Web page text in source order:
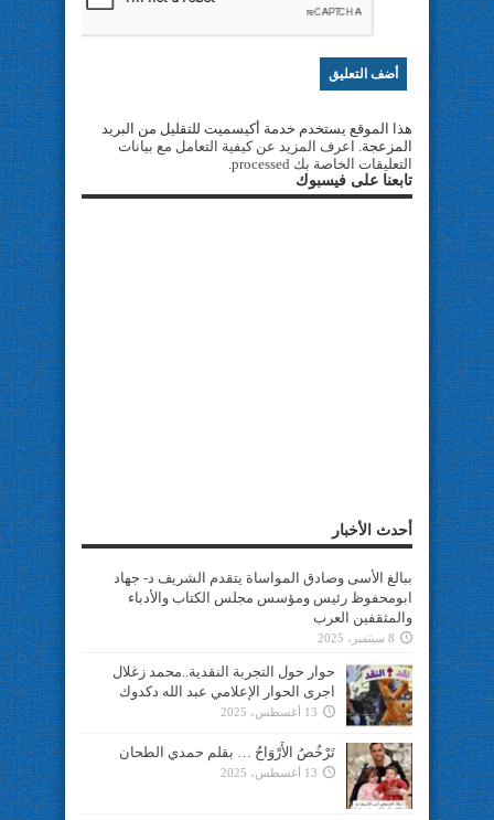
هذا الموقع يستخدم خدمة أكيسميت للتقليل من البريد
المزعجة. اعرف المزيد عن كيفية التعامل مع بيانات
التعليقات الخاصة بك processed
.
تابعنا على فيسبوك
أحدث الأخبار
ببالغ الأسى وصادق المواساة يتقدم الشريف د- جهاد
ابومحفوظ رئيس ومؤسس مجلس الكتاب والأدباء
والمثقفين العرب
8 سبتمبر، 2025
حوار حول التجربة النقدية..محمد زغلال
اجرى الحوار الإعلامي عبد الله دكدوك
13 أغسطس، 2025
تَرْخُصُ الأَرْوَاحُ … بقلم حمدي الطحان
13 أغسطس، 2025